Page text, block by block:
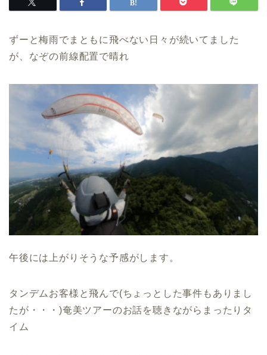
ずーと梅雨でまともに飛べない日々が続いてました
が、なぞの前線配置で晴れ
午後には上がりそうな予感がします。
タンデムお客様と飛んで(ちょっとした事件もありまし
たが・・・)奄美ツアーのお話を聴きながらまったりタ
イム